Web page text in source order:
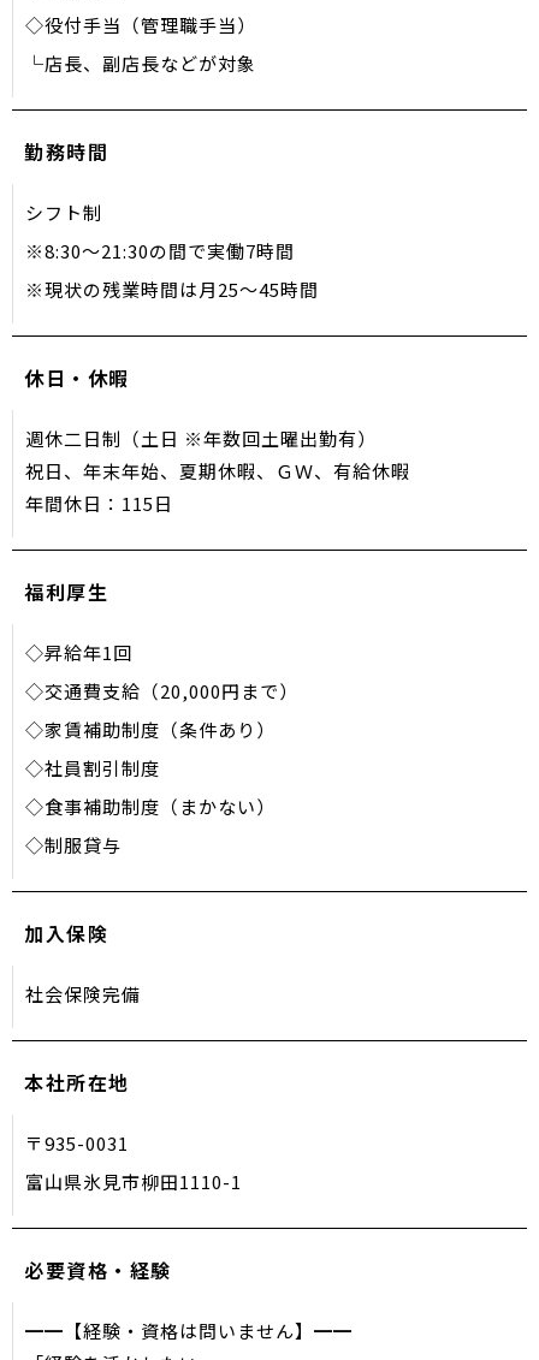
◇役付手当（管理職手当）
└店長、副店長などが対象
勤務時間
シフト制
※8:30〜21:30の間で実働7時間
※現状の残業時間は月25～45時間
休日・休暇
週休二日制（土日 ※年数回土曜出勤有）
祝日、年末年始、夏期休暇、ＧＷ、有給休暇
年間休日：115日
福利厚生
◇昇給年1回
◇交通費支給（20,000円まで）
◇家賃補助制度（条件あり）
◇社員割引制度
◇食事補助制度（まかない）
◇制服貸与
加入保険
社会保険完備
本社所在地
〒935-0031
富山県氷見市柳田1110-1
必要資格・経験
━━【経験・資格は問いません】━━